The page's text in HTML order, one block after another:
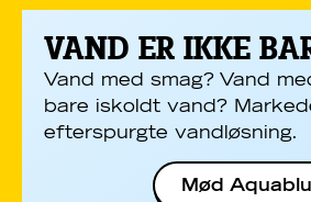
VAND ER IKKE
Vand med smag? Vand
bare iskoldt vand?
efterspurgte vandløsning.
Mød Aquablu